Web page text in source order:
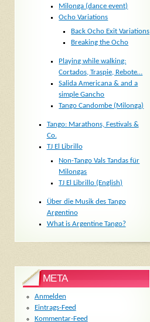
Milonga (dance event)
Ocho Variations
Back Ocho Exit Variations
Breaking the Ocho
Playing while walking:
Cortados, Traspie, Rebote…
Salida Americana & and a
simple Gancho
Tango Candombe (Milonga)
Tango: Marathons, Festivals &
Co.
TJ El Librillo
Non-Tango Vals Tandas für
Milongas
TJ El Librillo (English)
Über die Musik des Tango
Argentino
What is Argentine Tango?
META
Anmelden
Eintrags-Feed
Kommentar-Feed